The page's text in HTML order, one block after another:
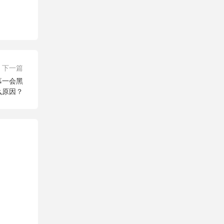
下一篇
会黑
因？